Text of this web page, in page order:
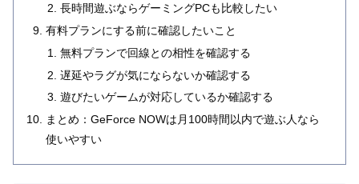
長時間遊ぶならゲーミングPCも比較したい
有料プランにする前に確認したいこと
無料プランで回線との相性を確認する
遅延やラグが気にならないか確認する
遊びたいゲームが対応しているか確認する
まとめ：GeForce NOWは月100時間以内で遊ぶ人なら
使いやすい